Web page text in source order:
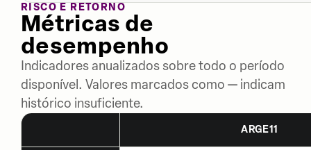
RISCO E RETORNO
Métricas de
desempenho
Indicadores anualizados sobre todo o período
disponível. Valores marcados como — indicam
histórico insuficiente.
ARGE11